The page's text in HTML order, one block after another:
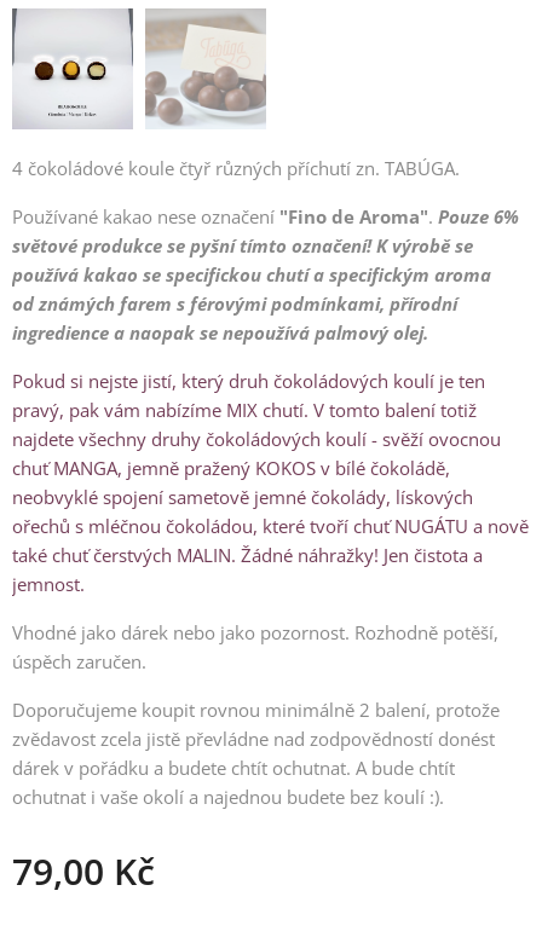
4 čokoládové koule čtyř různých příchutí zn. TABÚGA.
Používané kakao nese označení "Fino de Aroma". Pouze 6%
světové produkce se pyšní tímto označení! K výrobě se
používá kakao se specifickou chutí a specifickým aroma
odznámých farem s férovými podmínkami, přírodní
ingredience a naopak se nepoužívá palmový olej.
Pokud si nejste jistí, který druh čokoládových koulí je ten
pravý, pak vám nabízíme MIX chutí. V tomto balení totiž
najdete všechny druhy čokoládových koulí - svěží ovocnou
chuť MANGA, jemně pražený KOKOS v bílé čokoládě,
neobvyklé spojení sametově jemné čokolády, lískových
ořechů s mléčnou čokoládou, které tvoří chuť NUGÁTU a nově
také chuť čerstvých MALIN. Žádné náhražky! Jen čistota a
jemnost.
Vhodné jako dárek nebo jako pozornost. Rozhodně potěší,
úspěch zaručen.
Doporučujeme koupit rovnou minimálně 2 balení, protože
zvědavost zcela jistě převládne nad zodpovědností donést
dárek v pořádku a budete chtít ochutnat. A bude chtít
ochutnat i vaše okolí a najednou budete bez koulí :).
79,00 Kč